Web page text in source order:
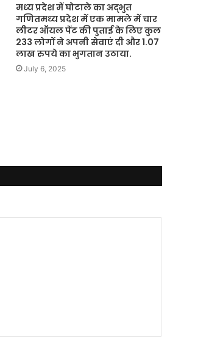
मध्‍य प्रदेश में घोटाले का अद्भुत
गणितमध्‍य प्रदेश में एक मामले में चार
लीटर ऑयल पेंट की पुताई के लिए कुल
233 लोगों ने अपनी सेवाएं दी और 1.07
लाख रुपये का भुगतान उठाया.
July 6, 2025